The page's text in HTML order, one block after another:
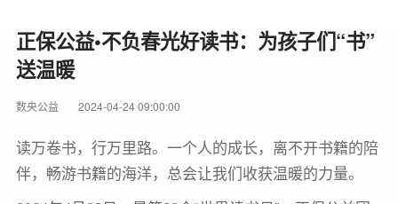
正保公益•不负春光好读书：为孩子们“书”
送温暖
数央公益 2024-04-24 09:00:00
读万卷书，行万里路。一个人的成长，离不开书籍的陪
伴，畅游书籍的海洋，总会让我们收获温暖的力量。